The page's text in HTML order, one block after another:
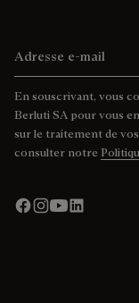
En souscrivant, vous
Berluti SA pour vous
sur le traitement de
consulter notre